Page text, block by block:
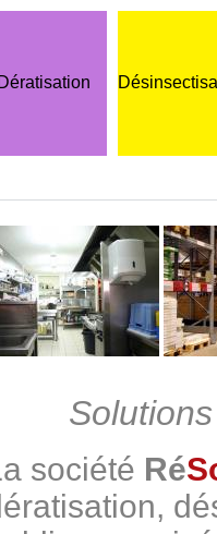
Dératisation
société Ré